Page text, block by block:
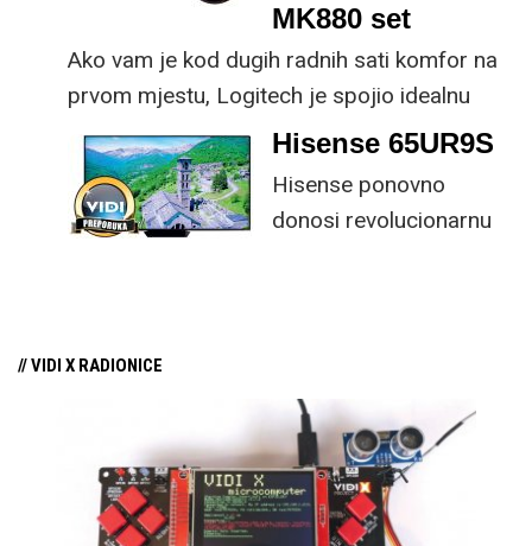
MK880 set
Ako vam je kod dugih radnih sati komfor na
prvom mjestu, Logitech je spojio idealnu
kombinaciju tipkovnice i miša s naprednim
funkcijama.
Hisense 65UR9S
Hisense ponovno
donosi revolucionarnu
// VIDI X RADIONICE